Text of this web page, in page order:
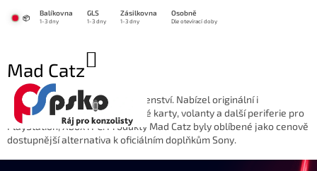
📦
Balíkovna GLS Zásilkovna Osobně
1-3 dny 1-3 dny 1-3 dny Dle otevírací doby
Mad Catz
Známý výrobce herního příslušenství. Nabízel originální i
alternativní ovladače, paměťové karty, volanty a další periferie pro
PlayStation, Xbox i PC. Produkty Mad Catz byly oblíbené jako cenově
dostupnější alternativa k oficiálním doplňkům Sony.